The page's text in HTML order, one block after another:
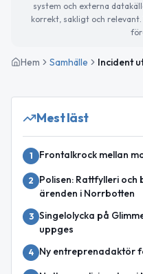
system och externa
korrekt, sakligt och
Hem Samhälle
Mest läst
1 Frontalkrock mellan
2
Polisen: Rattfylleri
ärenden i Norrbotten
3 Singelolycka på
uppges
4 Ny entreprenadaktör